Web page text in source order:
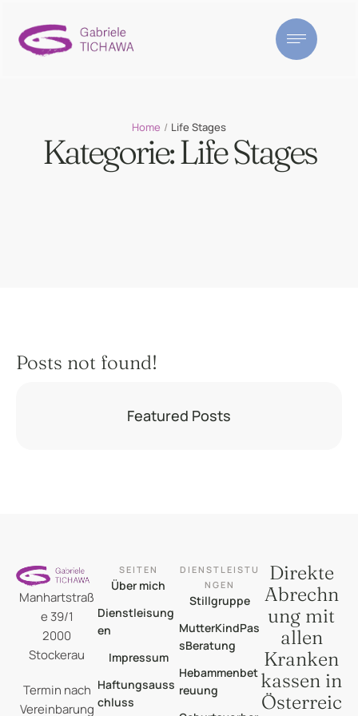
Home / Life Stages
Kategorie:Life Stages
Posts not found!
Featured Posts
Manhartstraß
e 39/1
2000
Stockerau
Termin nach
Vereinbarung
SEITEN
Über mich
Dienstleisung
en
Impressum
Haftungsauss
chluss
DIENSTLEISTU
NGEN
Stillgruppe
MutterKindPas
sBeratung
Hebammenbet
reuung
Direkte
Abrechn
ung mit
allen
Kranken
kassen in
Österreic